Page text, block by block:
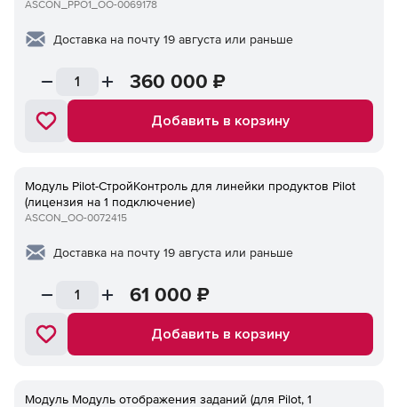
ASCON_PPO1_ОО-0069178
Доставка на почту 19 августа или раньше
360 000 ₽
Добавить в корзину
Модуль Pilot-СтройКонтроль для линейки продуктов Pilot
(лицензия на 1 подключение)
ASCON_ОО-0072415
Доставка на почту 19 августа или раньше
61 000 ₽
Добавить в корзину
Модуль Модуль отображения заданий (для Pilot, 1